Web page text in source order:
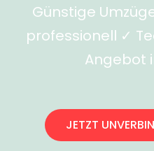
Günstige
professionell ✓
Angebot
JETZT